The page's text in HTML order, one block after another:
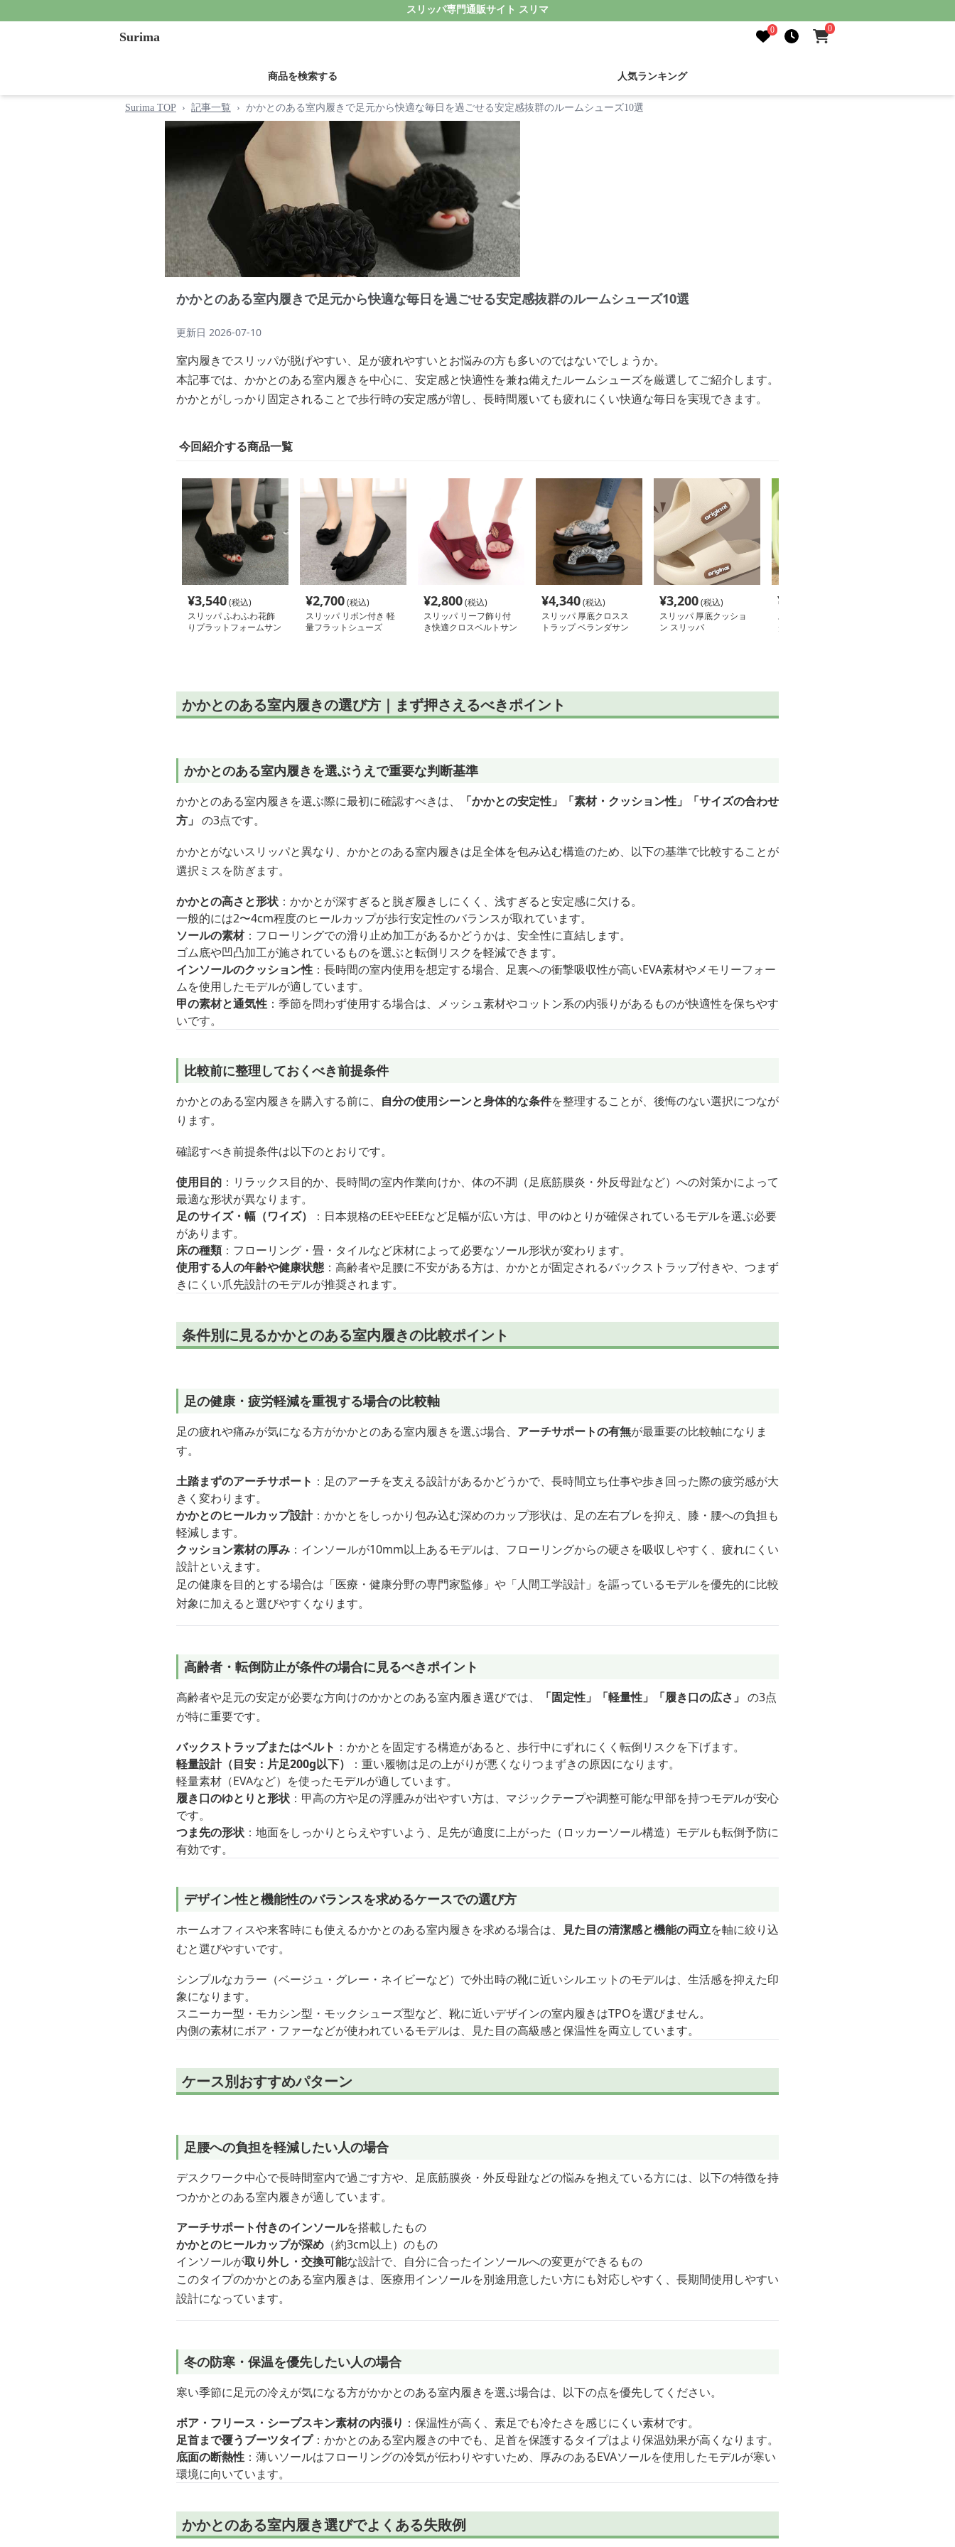
スリッパ専門通販サイト スリマ
Surima 0 0
商品を検索する 人気ランキング
Surima TOP › 記事一覧 › かかとのある室内履きで足元から快適な毎日を過ごせる安定感抜群のルームシューズ10選
かかとのある室内履きで足元から快適な毎日を過ごせる安定感抜群のルームシューズ10選
更新日 2026-07-10
室内履きでスリッパが脱げやすい、足が疲れやすいとお悩みの方も多いのではないでしょうか。
本記事では、かかとのある室内履きを中心に、安定感と快適性を兼ね備えたルームシューズを厳選してご紹介します。
かかとがしっかり固定されることで歩行時の安定感が増し、長時間履いても疲れにくい快適な毎日を実現できます。
今回紹介する商品一覧
¥3,540(税込)
スリッパ ふわふわ花飾
りプラットフォームサン
¥2,700(税込)
スリッパ リボン付き 軽
量フラットシューズ
¥2,800(税込)
スリッパ リーフ飾り付
き快適クロスベルトサン
¥4,340(税込)
スリッパ 厚底クロスス
トラップ ベランダサン
¥3,200(税込)
スリッパ 厚底クッショ
ン スリッパ
¥
スリッパ かわいいパン
ダ立体デザインスリッパ
かかとのある室内履きの選び方｜まず押さえるべきポイント
かかとのある室内履きを選ぶうえで重要な判断基準
かかとのある室内履きを選ぶ際に最初に確認すべきは、
「かかとの安定性」「素材・クッション性」「サイズの合わせ
方」 の3点です。
かかとがないスリッパと異なり、かかとのある室内履きは足全体を包み込む構造のため、以下の基準で比較することが
選択ミスを防ぎます。
かかとの高さと形状 ：かかとが深すぎると脱ぎ履きしにくく、浅すぎると安定感に欠ける。
一般的には2〜4cm程度のヒールカップが歩行安定性のバランスが取れています。
ソールの素材：フローリングでの滑り止め加工があるかどうかは、安全性に直結します。
ゴム底や凹凸加工が施されているものを選ぶと転倒リスクを軽減できます。
インソールのクッション性 ：長時間の室内使用を想定する場合、足裏への衝撃吸収性が高いEVA素材やメモリーフォー
ムを使用したモデルが適しています。
甲の素材と通気性 ：季節を問わず使用する場合は、メッシュ素材やコットン系の内張りがあるものが快適性を保ちやす
いです。
比較前に整理しておくべき前提条件
かかとのある室内履きを購入する前に、 自分の使用シーンと身体的な条件を整理することが、後悔のない選択につなが
ります。
確認すべき前提条件は以下のとおりです。
使用目的 ：リラックス目的か、長時間の室内作業向けか、体の不調（足底筋膜炎・外反母趾など）への対策かによって
最適な形状が異なります。
足のサイズ・幅（ワイズ）
：日本規格のEEやEEEなど足幅が広い方は、甲のゆとりが確保されているモデルを選ぶ必要
があります。
床の種類：フローリング・畳・タイルなど床材によって必要なソール形状が変わります。
使用する人の年齢や健康状態 ：高齢者や足腰に不安がある方は、かかとが固定されるバックストラップ付きや、つまず
きにくい爪先設計のモデルが推奨されます。
条件別に見るかかとのある室内履きの比較ポイント
足の健康・疲労軽減を重視する場合の比較軸
足の疲れや痛みが気になる方がかかとのある室内履きを選ぶ場合、 アーチサポートの有無が最重要の比較軸になりま
す。
土踏まずのアーチサポート ：足のアーチを支える設計があるかどうかで、長時間立ち仕事や歩き回った際の疲労感が大
きく変わります。
かかとのヒールカップ設計：かかとをしっかり包み込む深めのカップ形状は、足の左右ブレを抑え、膝・腰への負担も
軽減します。
クッション素材の厚み ：インソールが10mm以上あるモデルは、フローリングからの硬さを吸収しやすく、疲れにくい
設計といえます。
足の健康を目的とする場合は「医療・健康分野の専門家監修」や「人間工学設計」を謳っているモデルを優先的に比較
対象に加えると選びやすくなります。
高齢者・転倒防止が条件の場合に見るべきポイント
高齢者や足元の安定が必要な方向けのかかとのある室内履き選びでは、 「固定性」「軽量性」「履き口の広さ」 の3点
が特に重要です。
バックストラップまたはベルト ：かかとを固定する構造があると、歩行中にずれにくく転倒リスクを下げます。
軽量設計（目安：片足200g以下）
：重い履物は足の上がりが悪くなりつまずきの原因になります。
軽量素材（EVAなど）を使ったモデルが適しています。
履き口のゆとりと形状 ：甲高の方や足の浮腫みが出やすい方は、マジックテープや調整可能な甲部を持つモデルが安心
です。
つま先の形状 ：地面をしっかりとらえやすいよう、足先が適度に上がった（ロッカーソール構造）モデルも転倒予防に
有効です。
デザイン性と機能性のバランスを求めるケースでの選び方
ホームオフィスや来客時にも使えるかかとのある室内履きを求める場合は、 見た目の清潔感と機能の両立を軸に絞り込
むと選びやすいです。
シンプルなカラー（ベージュ・グレー・ネイビーなど）で外出時の靴に近いシルエットのモデルは、生活感を抑えた印
象になります。
スニーカー型・モカシン型・モックシューズ型など、靴に近いデザインの室内履きはTPOを選びません。
内側の素材にボア・ファーなどが使われているモデルは、見た目の高級感と保温性を両立しています。
ケース別おすすめパターン
足腰への負担を軽減したい人の場合
デスクワーク中心で長時間室内で過ごす方や、足底筋膜炎・外反母趾などの悩みを抱えている方には、以下の特徴を持
つかかとのある室内履きが適しています。
アーチサポート付きのインソールを搭載したもの
かかとのヒールカップが深め （約3cm以上）のもの
インソールが取り外し・交換可能な設計で、自分に合ったインソールへの変更ができるもの
このタイプのかかとのある室内履きは、医療用インソールを別途用意したい方にも対応しやすく、長期間使用しやすい
設計になっています。
冬の防寒・保温を優先したい人の場合
寒い季節に足元の冷えが気になる方がかかとのある室内履きを選ぶ場合は、以下の点を優先してください。
ボア・フリース・シープスキン素材の内張り ：保温性が高く、素足でも冷たさを感じにくい素材です。
足首まで覆うブーツタイプ：かかとのある室内履きの中でも、足首を保護するタイプはより保温効果が高くなります。
底面の断熱性 ：薄いソールはフローリングの冷気が伝わりやすいため、厚みのあるEVAソールを使用したモデルが寒い
環境に向いています。
かかとのある室内履き選びでよくある失敗例